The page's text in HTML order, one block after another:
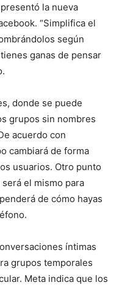
la nueva
“Simplifica el
según
ganas de pensar
donde se puede
grupos sin nombres
acuerdo con
cambiará de forma
usuarios. Otro punto
el mismo para
de cómo hayas
íntimas
grupos temporales
Meta indica que los